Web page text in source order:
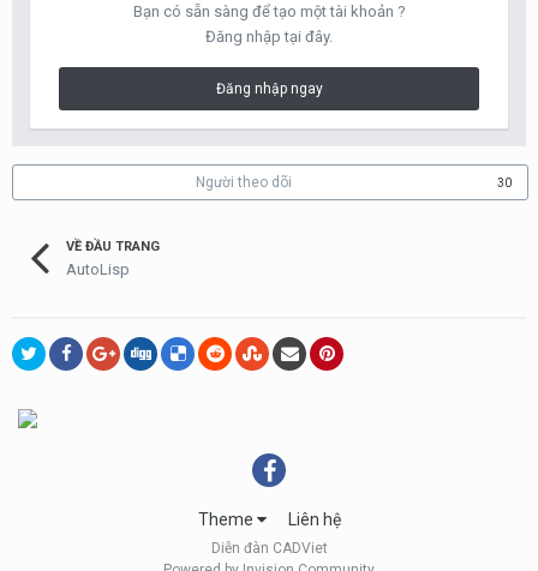
Bạn có sẵn sàng để tạo một tài khoản ?
Đăng nhập tại đây.
Đăng nhập ngay
Người theo dõi 30
VỀ ĐẦU TRANG
AutoLisp
Theme Liên hệ
Diễn đàn CADViet